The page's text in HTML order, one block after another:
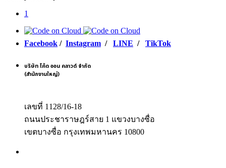
1
Facebook / Instagram / LINE / TikTok
บริษัท โค้ด ออน คลาวด์ จำกัด
(สำนักงานใหญ่)
เลขที่ 1128/16-18
ถนนประชาราษฎร์สาย 1 แขวงบางซื่อ
เขตบางซื่อ กรุงเทพมหานคร 10800